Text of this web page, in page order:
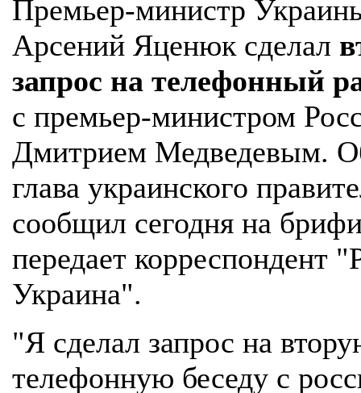
Премьер-министр
Арсений Яценюк сделал
запрос на телефонный
с премьер-министром
Дмитрием Медведевым.
глава украинского
сообщил сегодня на
передает корреспондент
Украина".
"Я сделал запрос на
телефонную беседу с